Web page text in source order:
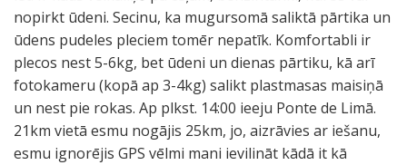
nopirkt ūdeni. Secinu, ka mugursomā saliktā pārtika un
ūdens pudeles pleciem tomēr nepatīk. Komfortabli ir
plecos nest 5-6kg, bet ūdeni un dienas pārtiku, kā arī
fotokameru (kopā ap 3-4kg) salikt plastmasas maisiņā
un nest pie rokas. Ap plkst. 14:00 ieeju Ponte de Limā.
21km vietā esmu nogājis 25km, jo, aizrāvies ar iešanu,
esmu ignorējis GPS vēlmi mani ievilināt kādā it kā